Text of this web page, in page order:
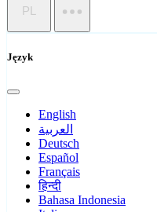
PL
Język
English
العربية
Deutsch
Español
Français
हिन्दी
Bahasa Indonesia